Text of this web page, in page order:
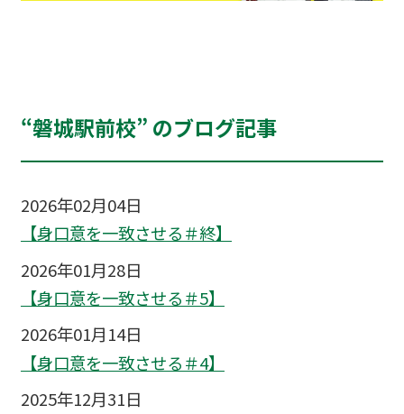
“磐城駅前校” のブログ記事
2026年02月04日
【身口意を一致させる＃終】
2026年01月28日
【身口意を一致させる＃5】
2026年01月14日
【身口意を一致させる＃4】
2025年12月31日